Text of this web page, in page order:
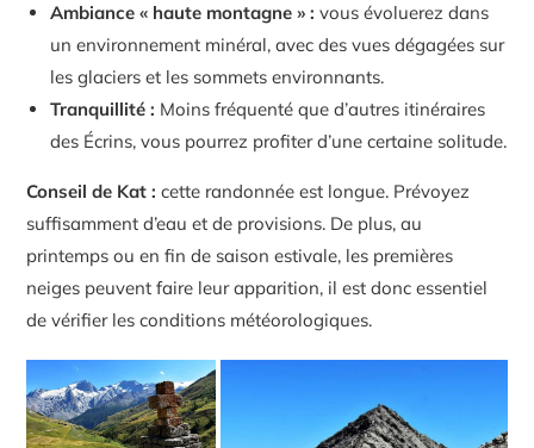
Ambiance « haute montagne » : vous évoluerez dans
un environnement minéral, avec des vues dégagées sur
les glaciers et les sommets environnants.
Tranquillité : Moins fréquenté que d’autres itinéraires
des Écrins, vous pourrez profiter d’une certaine solitude.
Conseil de Kat : cette randonnée est longue. Prévoyez
suffisamment d’eau et de provisions. De plus, au
printemps ou en fin de saison estivale, les premières
neiges peuvent faire leur apparition, il est donc essentiel
de vérifier les conditions météorologiques.